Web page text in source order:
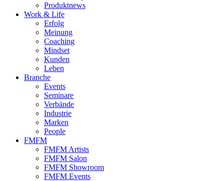
Produktnews
Work & Life
Erfolg
Meinung
Coaching
Mindset
Kunden
Leben
Branche
Events
Seminare
Verbände
Industrie
Marken
People
FMFM
FMFM Artists
FMFM Salon
FMFM Showroom
FMFM Events